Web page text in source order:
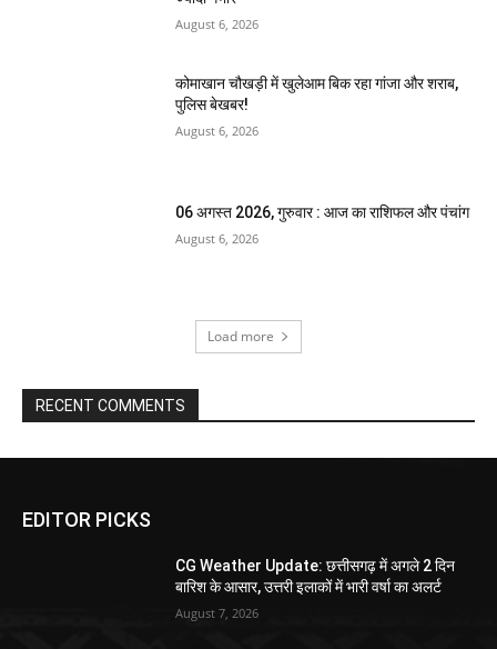
August 6, 2026
कोमाखान चौखड़ी में खुलेआम बिक रहा गांजा और शराब,
पुलिस बेखबर!
August 6, 2026
06 अगस्त 2026, गुरुवार : आज का राशिफल और पंचांग
August 6, 2026
Load more
RECENT COMMENTS
EDITOR PICKS
CG Weather Update: छत्तीसगढ़ में अगले 2 दिन
बारिश के आसार, उत्तरी इलाकों में भारी वर्षा का अलर्ट
August 7, 2026